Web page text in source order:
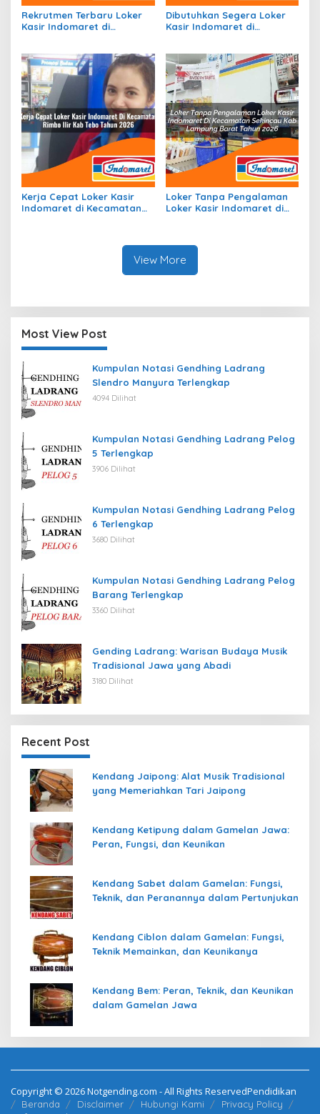
Rekrutmen Terbaru Loker
Kasir Indomaret di
Dibutuhkan Segera Loker
Kasir Indomaret di
Kerja Cepat Loker Kasir
Indomaret di Kecamatan
Loker Tanpa Pengalaman
Loker Kasir Indomaret di
View More
Most View Post
Kumpulan Notasi Gendhing Ladrang
Slendro Manyura Terlengkap
4094 Dilihat
Kumpulan Notasi Gendhing Ladrang Pelog
5 Terlengkap
3906 Dilihat
Kumpulan Notasi Gendhing Ladrang Pelog
6 Terlengkap
3680 Dilihat
Kumpulan Notasi Gendhing Ladrang Pelog
Barang Terlengkap
3360 Dilihat
Gending Ladrang: Warisan Budaya Musik
Tradisional Jawa yang Abadi
3180 Dilihat
Recent Post
Kendang Jaipong: Alat Musik Tradisional
yang Memeriahkan Tari Jaipong
Kendang Ketipung dalam Gamelan Jawa:
Peran, Fungsi, dan Keunikan
Kendang Sabet dalam Gamelan: Fungsi,
Teknik, dan Peranannya dalam Pertunjukan
Kendang Ciblon dalam Gamelan: Fungsi,
Teknik Memainkan, dan Keunikanya
Kendang Bem: Peran, Teknik, dan Keunikan
dalam Gamelan Jawa
Copyright © 2026 Notgending.com - All Rights ReservedPendidikan
Beranda Disclaimer Hubungi Kami
Privacy Policy